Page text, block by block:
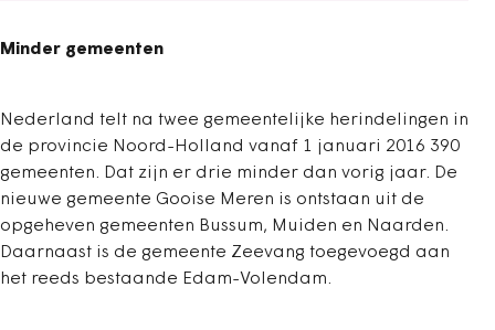
Minder gemeenten
Nederland telt na twee gemeentelijke herindelingen in
de provincie Noord-Holland vanaf 1 januari 2016 390
gemeenten. Dat zijn er drie minder dan vorig jaar. De
nieuwe gemeente Gooise Meren is ontstaan uit de
opgeheven gemeenten Bussum, Muiden en Naarden.
Daarnaast is de gemeente Zeevang toegevoegd aan
het reeds bestaande Edam-Volendam.